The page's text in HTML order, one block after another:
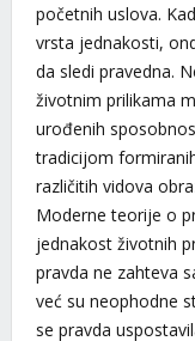
početnih uslova.
vrsta jednakosti,
da sledi pravedna.
životnim prilikama
urođenih
tradicijom
različitih vidova
Moderne teorije o
jednakost životnih
pravda ne zahteva
već su neophodne
se pravda